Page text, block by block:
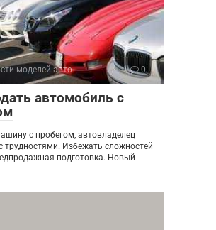
моделей авто 0
автомобиль с
с пробегом, автовладелец
трудностями. Избежать сложностей
подготовка. Новый